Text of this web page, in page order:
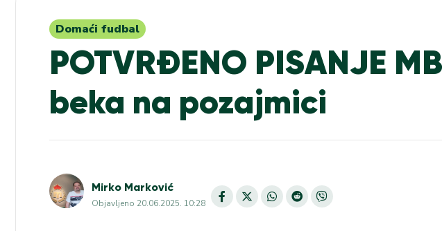
Domaći fudbal
POTVRĐENO PISANJE
beka na pozajmici
Mirko Marković
Objavljeno 20.06.2025. 10:28